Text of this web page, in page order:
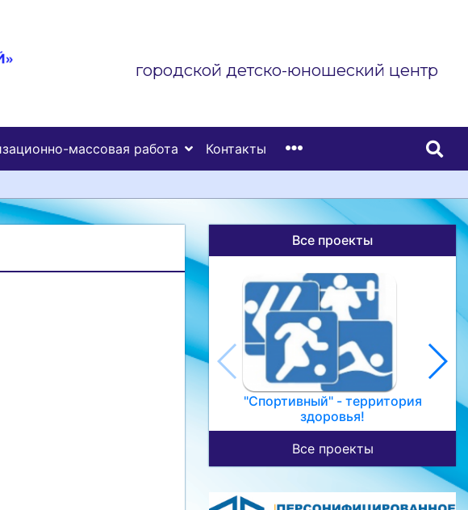
городской детско-юношеский центр
массовая работа Контакты
Все проекты
"Спортивный" - территория
здоровья!
Все проекты